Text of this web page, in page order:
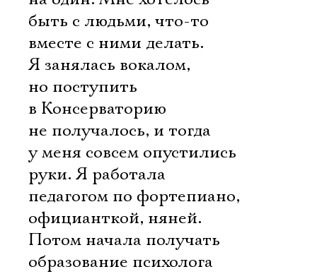
быть с людьми, что-то
вместе с ними делать.
Я занялась вокалом,
но поступить
в Консерваторию
не получалось, и тогда
у меня совсем опустились
руки. Я работала
педагогом по фортепиано,
официанткой, няней.
Потом начала получать
образование психолога